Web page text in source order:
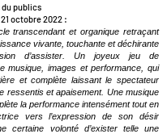
du publics
octobre 2022 :
transcendant et organique retraçant
vivante, touchante et déchirante
d’assister. Un joyeux jeu de
musique, images et performance, qui
et complète laissant le spectateur
ressentis et apaisement. Une musique
la performance intensément tout en
vers l’expression de son désir
certaine volonté d’exister telle une